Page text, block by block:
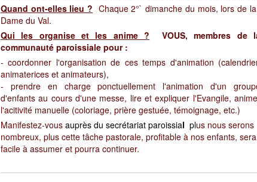
Quand ont-elles lieu ? Chaque 2°` dimanche du mois, lors de
Dame du Val.
Qui les organise et les anime ? VOUS, membres de
communauté paroissiale pour :
- coordonner l'organisation de ces temps d'animation
animaterices et animateurs),
- prendre en charge ponctuellement l'animation d'un
d'enfants au cours d'une messe, lire et expliquer l'Evangile,
l'acitivité manuelle (coloriage, prière gestuée, témoignage, etc.)
Manifestez-vousauprès du secrétariat paroissial plus nous serons
nombreux, plus cette tâche pastorale, profitable à nos enfants, sera
facile à assumer et pourra continuer.